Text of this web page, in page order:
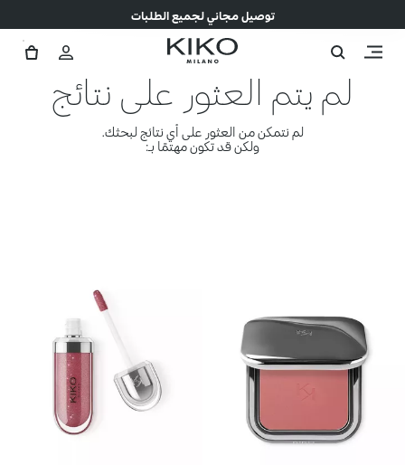
توصيل مجاني لجميع الطلبات
لم يتم العثور على نتائج
لم نتمكن من العثور على أي نتائج لبحثك.
ولكن قد تكون مهتمًا بـ: